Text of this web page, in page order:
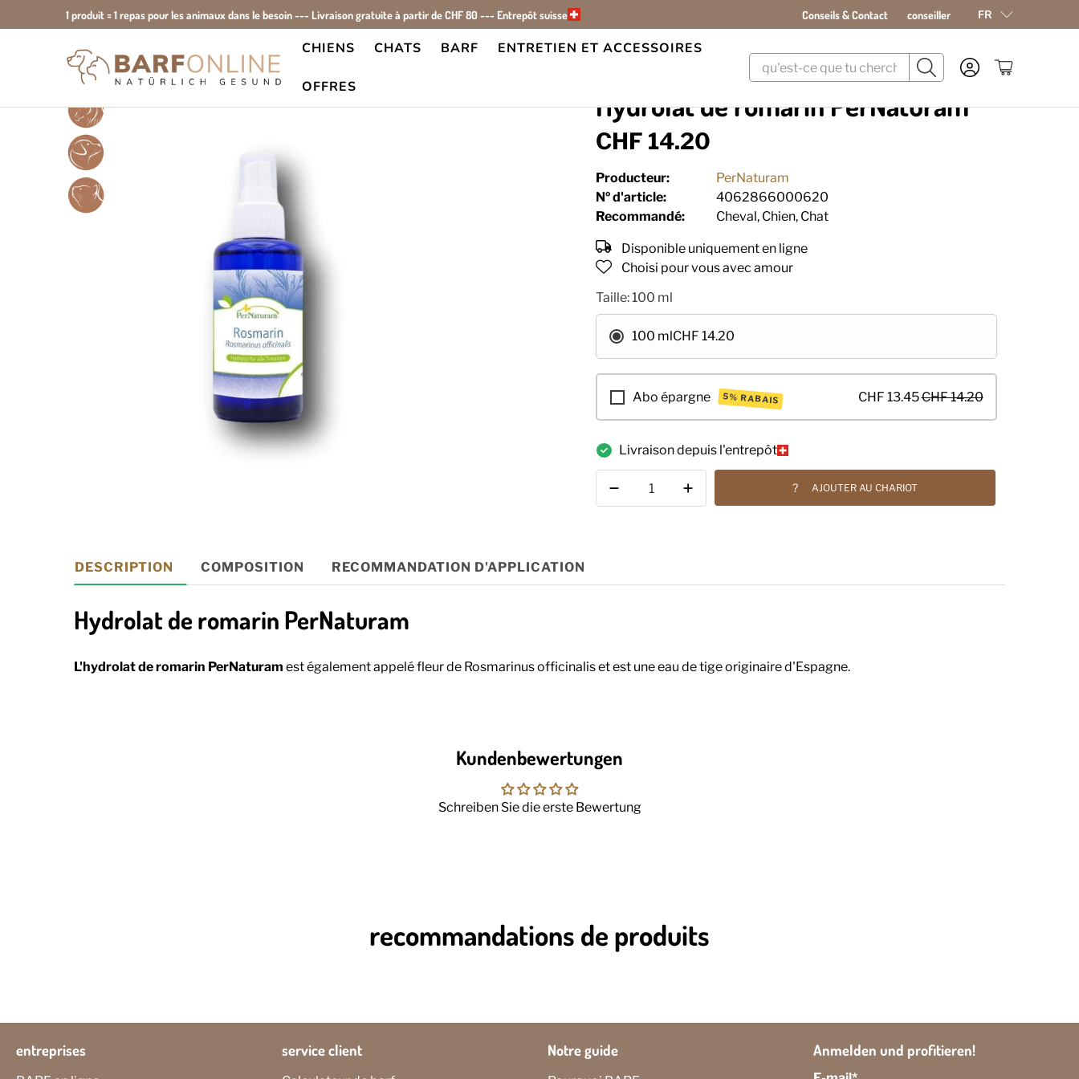
□
1 produit = 1 repas pour les animaux dans le besoin --- Livraison gratuite à partir de CHF 80 --- Entrepôt suisse Conseils & Contact conseiller FR
CHIENS CHATS BARF ENTRETIEN ET ACCESSOIRES
OFFRES
Accueil Tous les produits Hydrolat de romarin PerNaturam
Hydrolat de romarin PerNaturam
CHF 14.20
Producteur:
PerNaturam
Nº d'article:
4062866000620
Recommandé:
Cheval, Chien, Chat
Disponible uniquement en ligne
Choisi pour vous avec amour
Taille:100 ml
100 mlCHF 14.20
Abo épargne 5% RABAIS CHF 13.45CHF 14.20
Livraison depuis l'entrepôt
? AJOUTER AU CHARIOT
DESCRIPTION COMPOSITION RECOMMANDATION D'APPLICATION
Hydrolat de romarin PerNaturam
L'hydrolat de romarin PerNaturam est également appelé fleur de Rosmarinus officinalis et est une eau de tige originaire d'Espagne.
Kundenbewertungen
Schreiben Sie die erste Bewertung
recommandations de produits
entreprises service client Notre guide Anmelden und profitieren!